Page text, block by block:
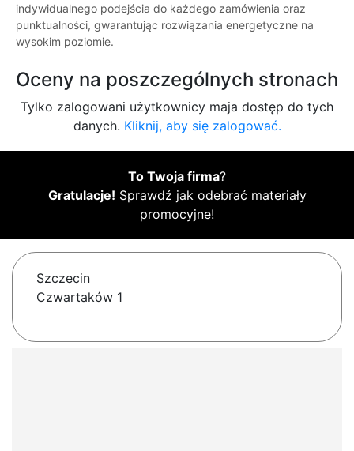
indywidualnego podejścia do każdego zamówienia oraz
punktualności, gwarantując rozwiązania energetyczne na
wysokim poziomie.
Oceny na poszczególnych stronach
Tylko zalogowani użytkownicy maja dostęp do tych
danych. Kliknij, aby się zalogować.
To Twoja firma?
Gratulacje! Sprawdź jak odebrać materiały
promocyjne!
Szczecin
Czwartaków 1